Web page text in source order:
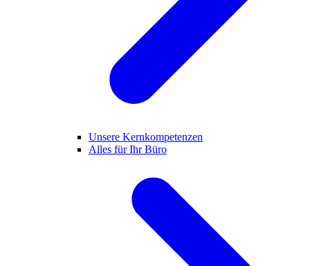
Unsere Kernkompetenzen
Alles für Ihr Büro